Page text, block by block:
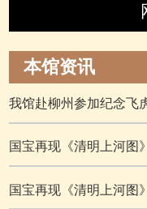
本馆资讯
我馆赴柳州参加纪念飞
国宝再现《清明上河
国宝再现《清明上河图